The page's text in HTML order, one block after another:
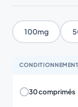
100mg
CONDITIONNEMENT
30 comprimés